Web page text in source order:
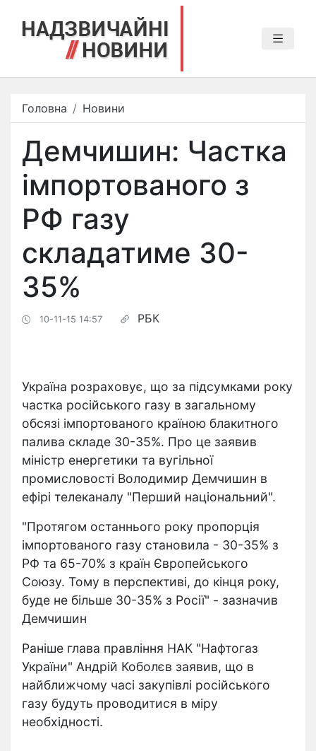
Головна Новини
Демчишин: Частка
імпортованого з
РФ газу
складатиме 30-
35%
10-11-15 14:57 РБК
Україна розраховує, що за підсумками року
частка російського газу в загальному
обсязі імпортованого країною блакитного
палива складе 30-35%. Про це заявив
міністр енергетики та вугільної
промисловості Володимир Демчишин в
ефірі телеканалу "Перший національний".
"Протягом останнього року пропорція
імпортованого газу становила - 30-35% з
РФ та 65-70% з країн Європейського
Союзу. Тому в перспективі, до кінця року,
буде не більше 30-35% з Росії" - зазначив
Демчишин
Раніше глава правління НАК "Нафтогаз
України" Андрій Коболєв заявив, що в
найближчому часі закупівлі російського
газу будуть проводитися в міру
необхідності.